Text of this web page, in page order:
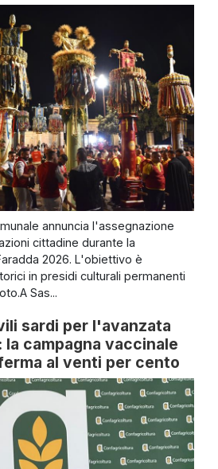
annuncia l'assegnazione
cittadine durante la
2026. L'obiettivo è
in presidi culturali permanenti
Sas...
sardi per l'avanzata
la campagna vaccinale
al venti per cento